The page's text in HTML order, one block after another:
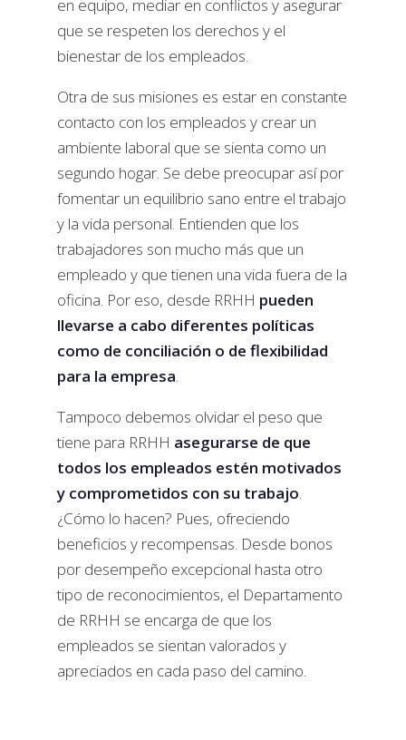
en equipo, mediar en conflictos y asegurar
que se respeten los derechos y el
bienestar de los empleados.
Otra de sus misiones es estar en constante
contacto con los empleados y crear un
ambiente laboral que se sienta como un
segundo hogar. Se debe preocupar así por
fomentar un equilibrio sano entre el trabajo
y la vida personal. Entienden que los
trabajadores son mucho más que un
empleado y que tienen una vida fuera de la
oficina. Por eso, desde RRHH pueden
llevarse a cabo diferentes políticas
como de conciliación o de flexibilidad
para la empresa.
Tampoco debemos olvidar el peso que
tiene para RRHH asegurarse de que
todos los empleados estén motivados
y comprometidos con su trabajo.
¿Cómo lo hacen? Pues, ofreciendo
beneficios y recompensas. Desde bonos
por desempeño excepcional hasta otro
tipo de reconocimientos, el Departamento
de RRHH se encarga de que los
empleados se sientan valorados y
apreciados en cada paso del camino.